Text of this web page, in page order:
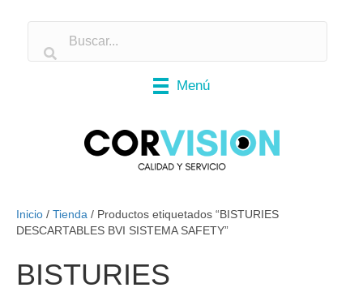
Menú
Inicio / Tienda / Productos etiquetados “BISTURIES
DESCARTABLES BVI SISTEMA SAFETY”
BISTURIES